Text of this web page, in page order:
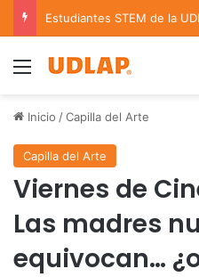
Menu
Inicio /Capilla del Arte
Capilla del Arte
Viernes de
Las madres
equivocan…